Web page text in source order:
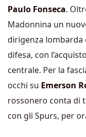
Paulo Fonseca.
Madonnina un
dirigenza lombarda
difesa, con
centrale. Per la
occhi su Emerson
rossonero conta di
con gli Spurs, per